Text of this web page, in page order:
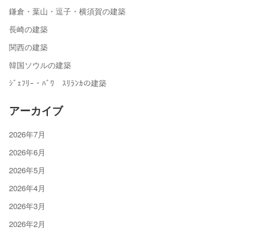
鎌倉・葉山・逗子・横須賀の建築
長崎の建築
関西の建築
韓国ソウルの建築
ｼﾞｪﾌﾘｰ・ﾊﾞﾜ ｽﾘﾗﾝｶの建築
アーカイブ
2026年7月
2026年6月
2026年5月
2026年4月
2026年3月
2026年2月